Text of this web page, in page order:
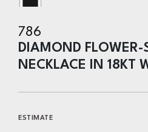
786
DIAMOND FLOWER-
NECKLACE IN 18KT
ESTIMATE